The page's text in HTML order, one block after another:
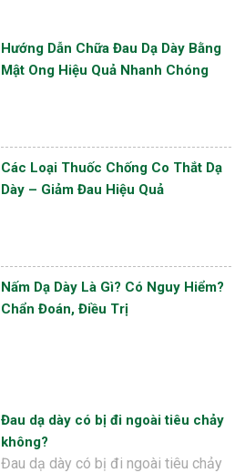
Hướng Dẫn Chữa Đau Dạ Dày Bằng
Mật Ong Hiệu Quả Nhanh Chóng
Các Loại Thuốc Chống Co Thắt Dạ
Dày – Giảm Đau Hiệu Quả
Nấm Dạ Dày Là Gì? Có Nguy Hiểm?
Chẩn Đoán, Điều Trị
Đau dạ dày có bị đi ngoài tiêu chảy
không?
Đau dạ dày có bị đi ngoài tiêu chảy